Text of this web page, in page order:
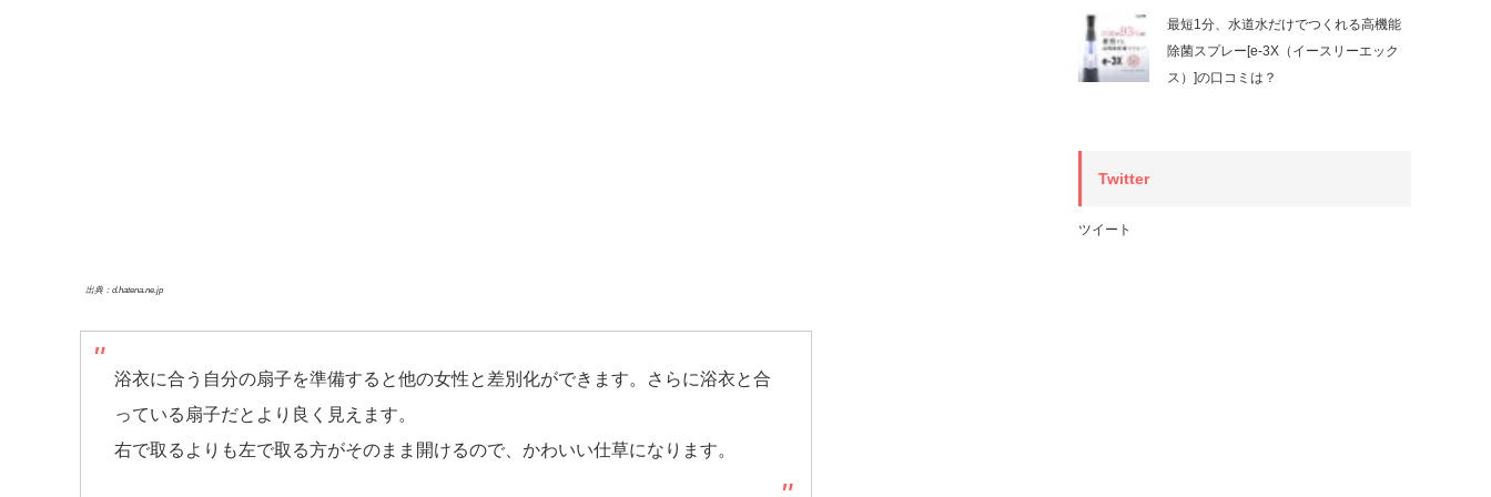
出典：d.hatena.ne.jp
浴衣に合う自分の扇子を準備すると他の女性と差別化ができます。さらに浴衣と合
っている扇子だとより良く見えます。
右で取るよりも左で取る方がそのまま開けるので、かわいい仕草になります。
最短1分、水道水だけでつくれる高機能
除菌スプレー[e-3X（イースリーエック
ス）]の口コミは？
Twitter
ツイート